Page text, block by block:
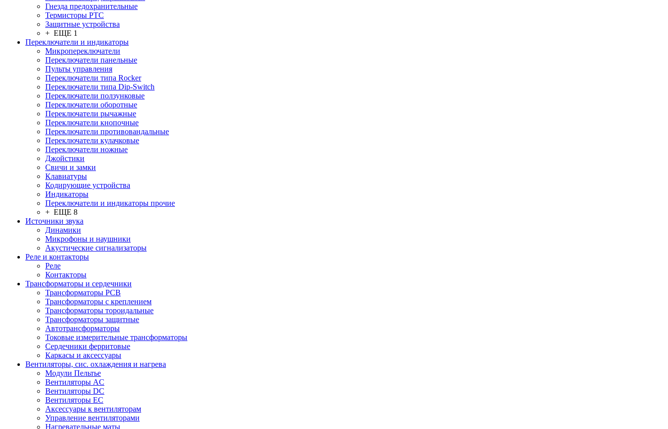
Гнезда предохранительные
Термисторы PTC
Защитные устройства
+ ЕЩЕ 1
Переключатели и индикаторы
Микропереключатели
Переключатели панельные
Пульты управления
Переключатели типа Rocker
Переключатели типа Dip-Switch
Переключатели ползунковые
Переключатели оборотные
Переключатели рычажные
Переключатели кнопочные
Переключатели противовандальные
Переключатели кулачковые
Переключатели ножные
Джойстики
Свичи и замки
Клавиатуры
Кодирующие устройства
Индикаторы
Переключатели и индикаторы прочие
+ ЕЩЕ 8
Источники звука
Динамики
Микрофоны и наушники
Акустические сигнализаторы
Реле и контакторы
Реле
Контакторы
Трансформаторы и сердечники
Трансформаторы PCB
Трансформаторы с креплением
Трансформаторы тороидальные
Трансформаторы защитные
Автотрансформаторы
Токовые измерительные трансформаторы
Сердечники ферритовые
Каркасы и аксессуары
Вентиляторы, сис. охлаждения и нагрева
Модули Пельтье
Вентиляторы AC
Вентиляторы DC
Вентиляторы EC
Аксессуары к вентиляторам
Управление вентиляторами
Нагревательные маты